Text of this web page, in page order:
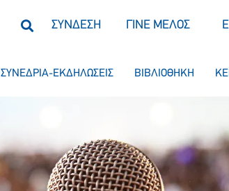
ΣΥΝΔΕΣΗ ΓΙΝΕ ΜΕΛΟΣ
ΣΥΝΕΔΡΙΑ-ΕΚΔΗΛΩΣΕΙΣ ΒΙΒΛΙΟΘΗΚΗ